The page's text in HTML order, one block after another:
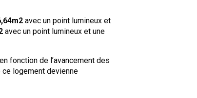
avec un point lumineux et
avec un point lumineux et une
en fonction de l’avancement des
ce logement devienne